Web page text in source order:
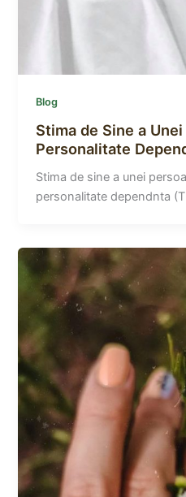
Blog
Stima de Sine a
Personalitate
Stima de sine a unei
personalitate dependnta